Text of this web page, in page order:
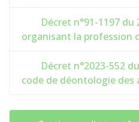
Décret n°91-1197 du
organisant la profession
Décret n°2023-552
code de déontologie des